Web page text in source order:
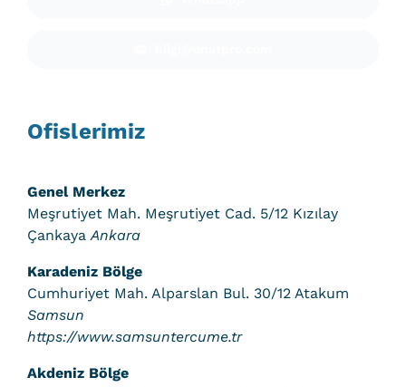
Ofislerimiz
Genel Merkez
Meşrutiyet Mah. Meşrutiyet Cad. 5/12 Kızılay
ÇankayaAnkara
Karadeniz Bölge
Cumhuriyet Mah. Alparslan Bul. 30/12 Atakum
Samsun
https://www.samsuntercume.tr
Akdeniz Bölge